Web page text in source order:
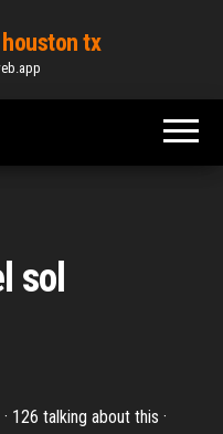
tx
sol
126 talking about this ·